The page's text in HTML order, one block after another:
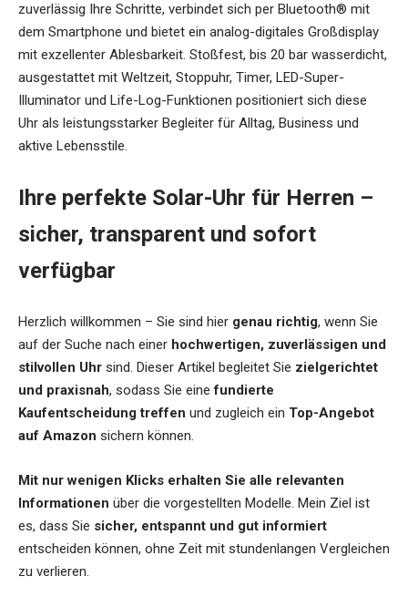
zuverlässig Ihre Schritte, verbindet sich per Bluetooth® mit
dem Smartphone und bietet ein analog-digitales Großdisplay
mit exzellenter Ablesbarkeit. Stoßfest, bis 20 bar wasserdicht,
ausgestattet mit Weltzeit, Stoppuhr, Timer, LED-Super-
Illuminator und Life-Log-Funktionen positioniert sich diese
Uhr als leistungsstarker Begleiter für Alltag, Business und
aktive Lebensstile.
Ihre perfekte Solar-Uhr für Herren –
sicher, transparent und sofort
verfügbar
Herzlich willkommen – Sie sind hier genau richtig, wenn Sie
auf der Suche nach einer hochwertigen, zuverlässigen und
stilvollen Uhr sind. Dieser Artikel begleitet Sie zielgerichtet
und praxisnah, sodass Sie einefundierte
Kaufentscheidung treffen und zugleich ein Top-Angebot
auf Amazon sichern können.
Mit nur wenigen Klicks erhalten Sie alle relevanten
Informationen über die vorgestellten Modelle. Mein Ziel ist
es, dass Sie sicher, entspannt und gut informiert
entscheiden können, ohne Zeit mit stundenlangen Vergleichen
zu verlieren.